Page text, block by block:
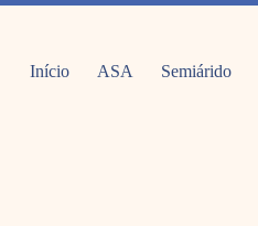
Início ASA Semiárido